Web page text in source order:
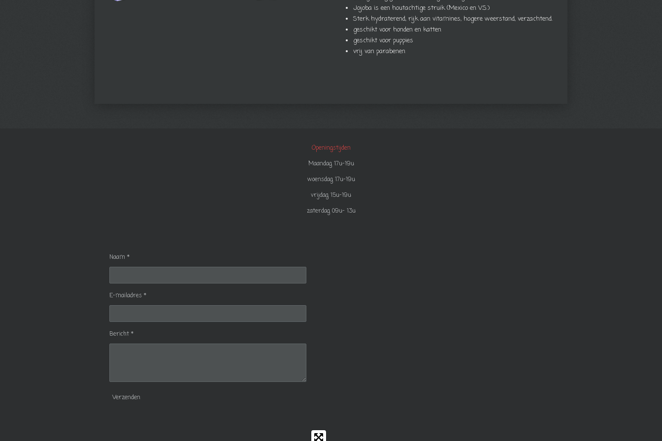
Jojoba is een houtachtige struik (Mexico en V.S.)
Sterk hydraterend, rijk aan vitamines, hogere weerstand, verzachtend.
geschikt voor honden en katten
geschikt voor puppies
vrij van parabenen
Openingstijden
Maandag 17u-19u
woensdag 17u-19u
vrijdag 15u-19u
zaterdag 09u- 13u
Naam *
E-mailadres *
Bericht *
Verzenden